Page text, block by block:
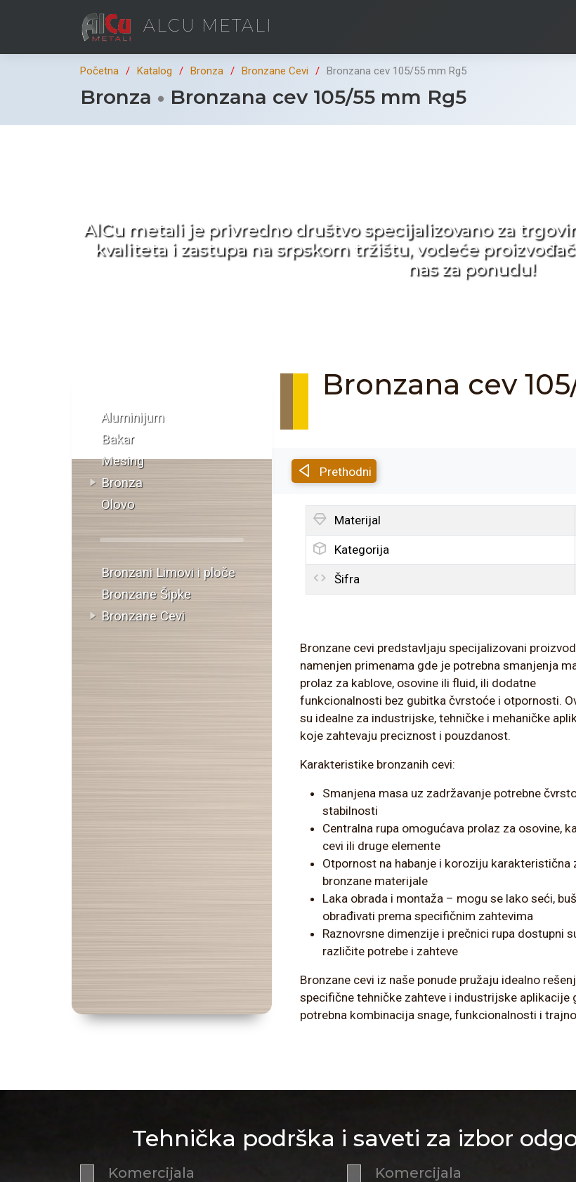
ALCU METALI
Početna Katalog Bronza Bronzane Cevi Bronzana cev 105/55 mm Rg5
Bronza Bronzana cev 105/55 mm Rg5
AlCu metali je privredno društvo specijalizovano za
kvaliteta i zastupa na srpskom tržištu, vodeće
nas za ponudu!
Aluminijum
Bakar
Mesing
Bronza
Olovo
Bronzani Limovi i ploče
Bronzane Šipke
Bronzane Cevi
Bronzana cev
Prethodni
Materijal
Kategorija
Šifra
Bronzane cevi predstavljaju specijalizovani proizvod
namenjen primenama gde je potrebna smanjenja
prolaz za kablove, osovine ili fluid, ili dodatne
funkcionalnosti bez gubitka čvrstoće i otpornosti.
su idealne za industrijske, tehničke i mehaničke
koje zahtevaju preciznost i pouzdanost.
Karakteristike bronzanih cevi:
Smanjena masa uz zadržavanje potrebne
stabilnosti
Centralna rupa omogućava prolaz za osovine,
cevi ili druge elemente
Otpornost na habanje i koroziju karakteristična
bronzane materijale
Laka obrada i montaža – mogu se lako seći,
obrađivati prema specifičnim zahtevima
Raznovrsne dimenzije i prečnici rupa dostupni
različite potrebe i zahteve
Bronzane cevi iz naše ponude pružaju idealno
specifične tehničke zahteve i industrijske aplikacije
potrebna kombinacija snage, funkcionalnosti i
Tehnička podrška i saveti za izbor
Komercijala Komercijala